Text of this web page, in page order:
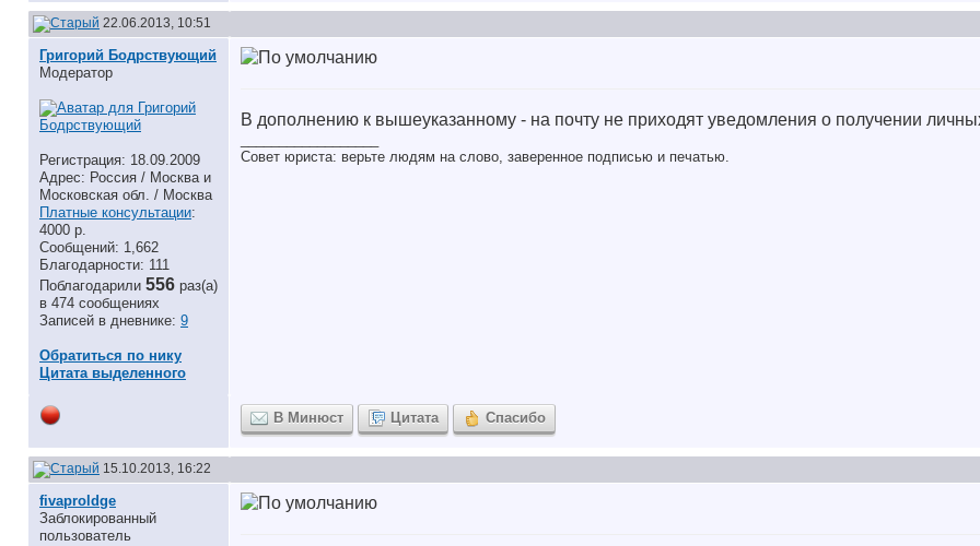
22.06.2013, 10:51
Григорий Бодрствующий
Модератор
Регистрация: 18.09.2009
Адрес: Россия / Москва и
Московская обл. / Москва
Платные консультации:
4000 р.
Сообщений: 1,662
Благодарности: 111
Поблагодарили 556 раз(а)
в 474 сообщениях
Записей в дневнике: 9
Обратиться по нику
Цитата выделенного
В дополнению к вышеуказанному - на почту не приходят уведомления о получении
Совет юриста: верьте людям на слово, заверенное подписью и печатью.
В Минюст Цитата Спасибо
15.10.2013, 16:22
fivaproldge
Заблокированный
пользователь